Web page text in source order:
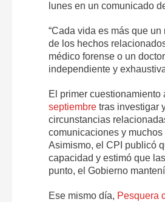
lunes en un comunicado
“Cada vida es más que
de los hechos
médico forense o un
independiente y
El primer
septiembre tras investigar
circunstancias
comunicaciones y
Asimismo, el CPI publicó
capacidad y estimó que
punto, el Gobierno
Ese mismo día, Pesquera